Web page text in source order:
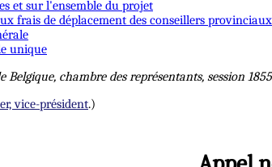
et sur l'ensemble du projet
frais de déplacement des conseillers provinciaux
unique
chambre des représentants, session
vice-président.)